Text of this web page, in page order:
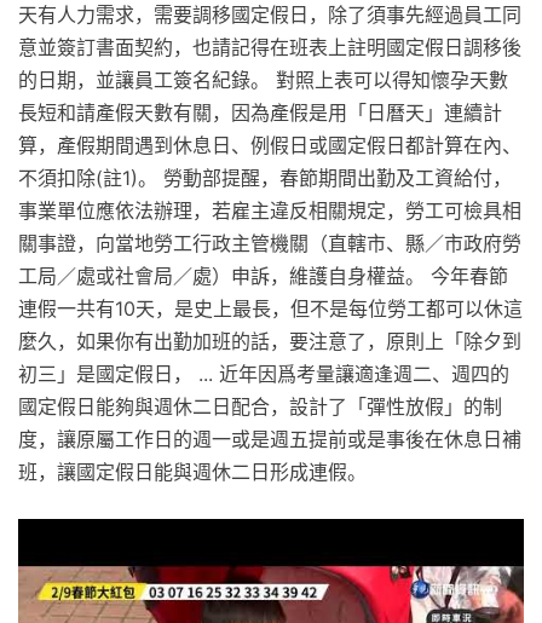
天有人力需求，需要調移國定假日，除了須事先經過員工同
意並簽訂書面契約，也請記得在班表上註明國定假日調移後
的日期，並讓員工簽名紀錄。 對照上表可以得知懷孕天數
長短和請產假天數有關，因為產假是用「日曆天」連續計
算，產假期間遇到休息日、例假日或國定假日都計算在內、
不須扣除(註1)。 勞動部提醒，春節期間出勤及工資給付，
事業單位應依法辦理，若雇主違反相關規定，勞工可檢具相
關事證，向當地勞工行政主管機關（直轄市、縣／市政府勞
工局／處或社會局／處）申訴，維護自身權益。 今年春節
連假一共有10天，是史上最長，但不是每位勞工都可以休這
麼久，如果你有出勤加班的話，要注意了，原則上「除夕到
初三」是國定假日， ... 近年因爲考量讓適逢週二、週四的
國定假日能夠與週休二日配合，設計了「彈性放假」的制
度，讓原屬工作日的週一或是週五提前或是事後在休息日補
班，讓國定假日能與週休二日形成連假。